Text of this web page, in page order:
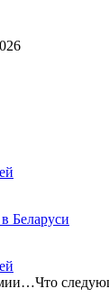
Беларуси